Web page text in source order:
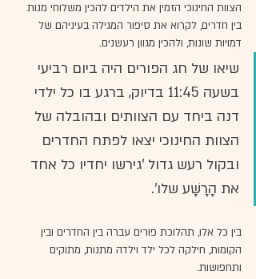
הצוות החינוכי הזמין את הילדים להכין משלוחי מנות
בין חדרים, לקרוא את סיפור המגילה בעיניהם של
דמויות שונות, ולהכין מגוון רעשנים.
שיאו של חג הפורים היה ביום רביעי
בשעה 11:45 בדיוק, ברגע בו כל ילדי
דנה ביחד עם הצוותים ובהובלה של
הצוות החינוכי יצאו לפתח החדרים
ובקול רעש גדול 'גירשו יחדיו כל אחד
את הָרָשָׁע שלו'.
בין כל אלו, תהלוכת פורים עברה בין החדרים ובין
הקומות, חילקה לכל ילד וילדה מתנות, מתוקים
ותחפושות.